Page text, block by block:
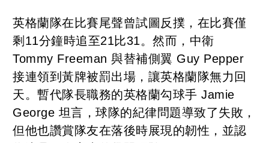
英格蘭隊在比賽尾聲曾試圖反撲，在比賽僅
剩11分鐘時追至21比31。然而，中衛
Tommy Freeman 與替補側翼 Guy Pepper
接連領到黃牌被罰出場，讓英格蘭隊無力回
天。暫代隊長職務的英格蘭勾球手 Jamie
George 坦言，球隊的紀律問題導致了失敗，
但他也讚賞隊友在落後時展現的韌性，並認